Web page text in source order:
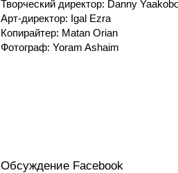
Творческий директор: Danny
Арт-директор: Igal Ezra
Копирайтер: Matan Orian
Фотограф: Yoram Ashaim
Обсуждение Facebook